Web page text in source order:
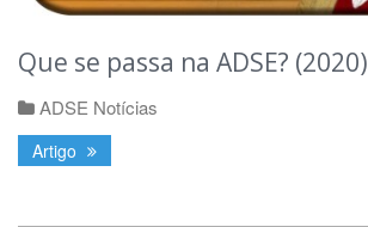
Que se passa na ADSE? (2020)
ADSE Notícias
Artigo